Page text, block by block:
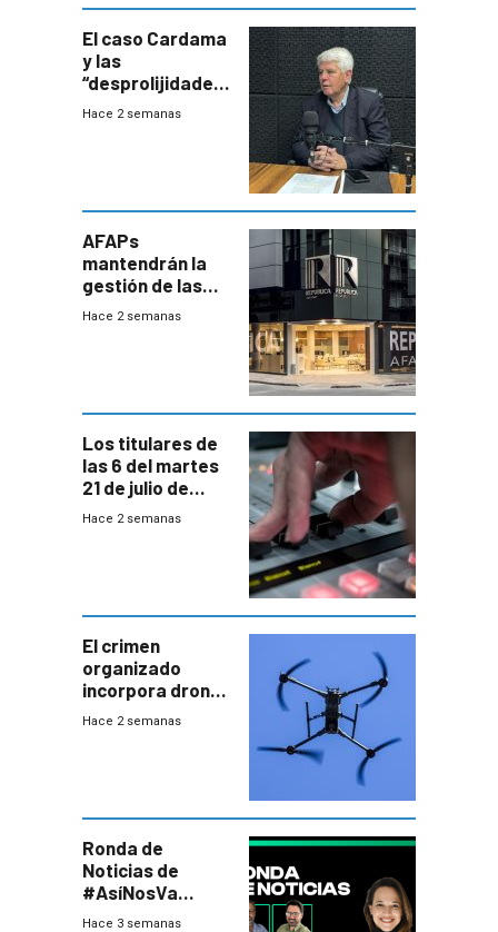
innovadora
El caso Cardama
y las
“desprolijidades”
que la
Hace 2 semanas
AFAPs
mantendrán la
gestión de las
cuentas
Hace 2 semanas
Los titulares de
las 6 del martes
21 de julio de
2026
Hace 2 semanas
El crimen
organizado
incorpora drones
y abre un nuevo
Hace 2 semanas
Ronda de
Noticias de
#AsíNosVa
(20/7/26)
Hace 3 semanas